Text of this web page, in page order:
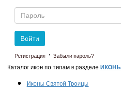
Пароль
Войти
Регистрация · Забыли пароль?
Каталог икон по типам в разделе ИКОНЫ
Иконы Святой Троицы